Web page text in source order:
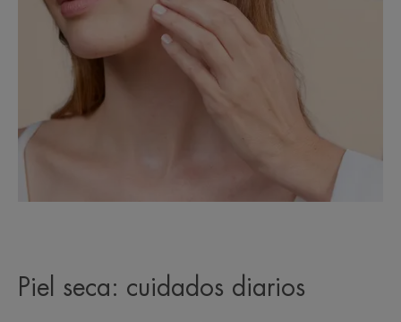
Piel seca: cuidados diarios